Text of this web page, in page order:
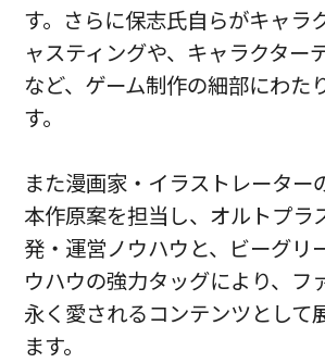
す。さらに保志氏自らがキャラ
ャスティングや、キャラクター
など、ゲーム制作の細部にわた
す。
また漫画家・イラストレーター
本作原案を担当し、オルトプラ
発・運営ノウハウと、ビーグリ
ウハウの強力タッグにより、フ
永く愛されるコンテンツとして
ます。